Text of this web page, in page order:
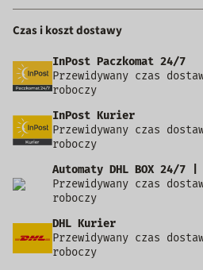
Czas i koszt dostawy
InPost Paczkomat 24/7
Przewidywany czas
roboczy
InPost Kurier
Przewidywany czas
roboczy
Automaty DHL BOX 24/7 |
Przewidywany czas
roboczy
DHL Kurier
Przewidywany czas
roboczy